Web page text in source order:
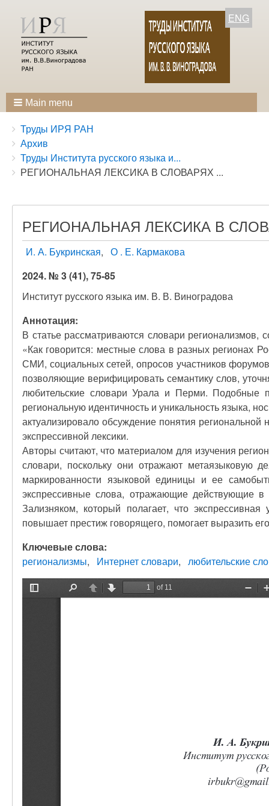
ENG
Main menu
Breadcrumbs
You
are
here:
Труды ИРЯ РАН
Архив
Труды Института русского языка и...
РЕГИОНАЛЬНАЯ ЛЕКСИКА В СЛОВАРЯХ ...
РЕГИОНАЛЬНАЯ ЛЕКСИКА В
И. А. Букринская
О . Е. Кармакова
2024. № 3 (41), 75-85
Институт русского языка им. В. В. Виноградова
Аннотация:
В статье рассматриваются словари
«Как говорится: местные слова в разных регионах
СМИ, социальных сетей, опросов участников
позволяющие верифицировать семантику слов,
любительские словари Урала и Перми. Подобные
региональную идентичность и уникальность языка,
актуализировало обсуждение понятия
экспрессивной лексики.
Авторы считают, что материалом для изучения
словари, поскольку они отражают метаязыковую
маркированности языковой единицы и ее
экспрессивные слова, отражающие действующие
Зализняком, который полагает, что
повышает престиж говорящего, помогает выразить
Ключевые слова:
регионализмы
Интернет словари любительские